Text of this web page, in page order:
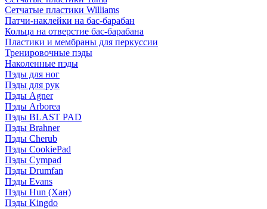
Сетчатые пластики Williams
Патчи-наклейки на бас-барабан
Кольца на отверстие бас-барабана
Пластики и мембраны для перкуссии
Тренировочные пэды
Наколенные пэды
Пэды для ног
Пэды для рук
Пэды Agner
Пэды Arborea
Пэды BLAST PAD
Пэды Brahner
Пэды Cherub
Пэды CookiePad
Пэды Cympad
Пэды Drumfan
Пэды Evans
Пэды Hun (Хан)
Пэды Kingdo